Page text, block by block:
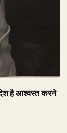
है आश्वस्त करने